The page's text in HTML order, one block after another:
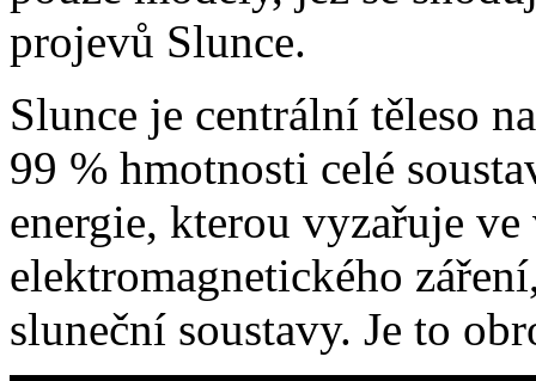
projevů Slunce.
Slunce je centrální těleso
99 % hmotnosti celé
energie, kterou vyzařuje ve
elektromagnetického
sluneční soustavy. Je to